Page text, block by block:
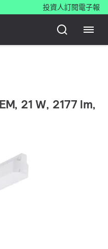
投資人訂閱電子報
21 W, 2177 lm,